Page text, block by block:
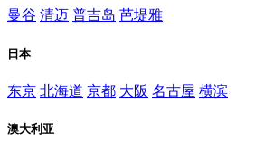
曼谷 清迈 普吉岛 芭堤雅
日本
东京 北海道 京都 大阪 名古屋 横滨
澳大利亚